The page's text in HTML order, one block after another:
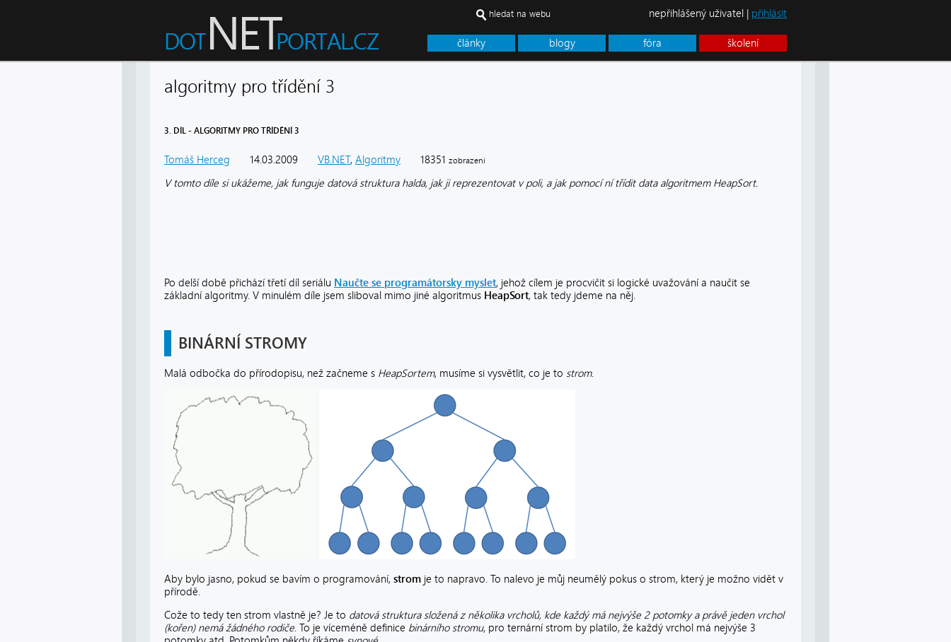
články blogy fóra školení
hledat na webu nepřihlášený uživatel | přihlásit
algoritmy pro třídění 3
3. DÍL - ALGORITMY PRO TŘÍDĚNÍ 3
Tomáš Herceg 14.03.2009 VB.NET, Algoritmy 18351 zobrazení
V tomto díle si ukážeme, jak funguje datová struktura halda, jak ji reprezentovat v poli, a jak pomocí ní třídit data algoritmem HeapSort.
Po delší době přichází třetí díl seriálu Naučte se programátorsky myslet, jehož cílem je procvičit si logické uvažování a naučit se
základní algoritmy. V minulém díle jsem sliboval mimo jiné algoritmus HeapSort, tak tedy jdeme na něj.
BINÁRNÍ STROMY
Malá odbočka do přírodopisu, než začneme s HeapSortem, musíme si vysvětlit, co je to strom.
Aby bylo jasno, pokud se bavím o programování, strom je to napravo. To nalevo je můj neumělý pokus o strom, který je možno vidět v
přírodě.
Cože to tedy ten strom vlastně je? Je to datová struktura složená z několika vrcholů, kde každý má nejvýše 2 potomky a právě jeden vrchol
(kořen) nemá žádného rodiče . To je víceméně definice binárního stromu, pro ternární strom by platilo, že každý vrchol má nejvýše 3